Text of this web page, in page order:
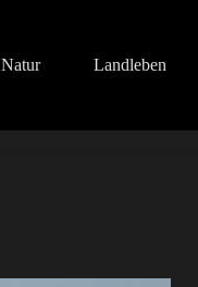
Natur Landleben